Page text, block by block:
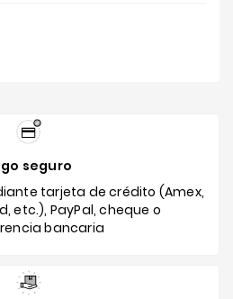
seguro
tarjeta de crédito (Amex,
etc.), PayPal, cheque o
bancaria